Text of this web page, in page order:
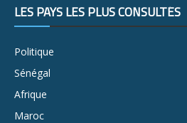
LES PAYS LES PLUS CONSULTÉS
Politique
Sénégal
Afrique
Maroc